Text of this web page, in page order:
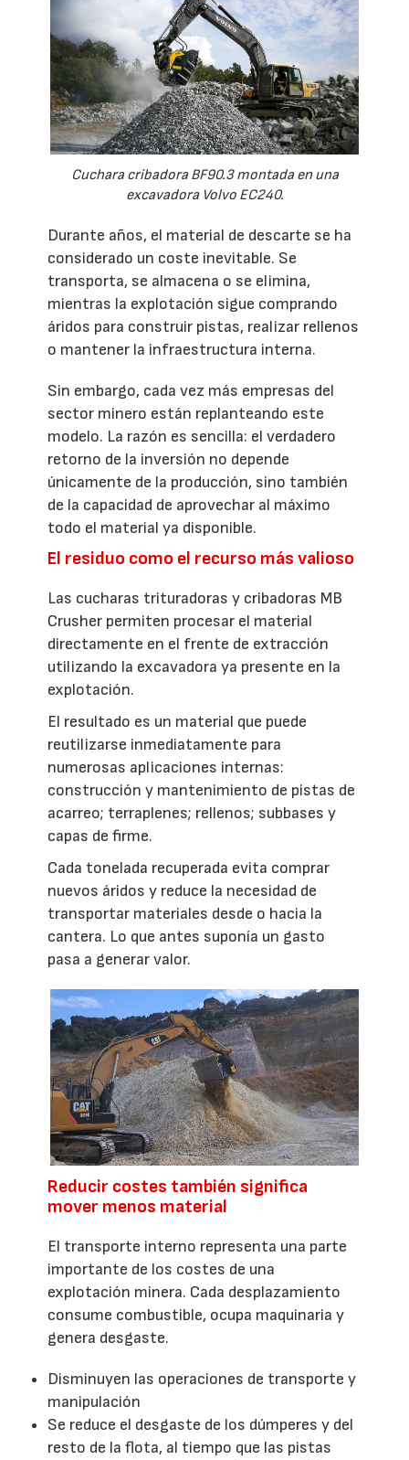
Cuchara cribadora BF90.3 montada en una
excavadora Volvo EC240.
Durante años, el material de descarte se ha
considerado un coste inevitable. Se
transporta, se almacena o se elimina,
mientras la explotación sigue comprando
áridos para construir pistas, realizar rellenos
o mantener la infraestructura interna.
Sin embargo, cada vez más empresas del
sector minero están replanteando este
modelo. La razón es sencilla: el verdadero
retorno de la inversión no depende
únicamente de la producción, sino también
de la capacidad de aprovechar al máximo
todo el material ya disponible.
El residuo como el recurso más valioso
Las cucharas trituradoras y cribadoras MB
Crusher permiten procesar el material
directamente en el frente de extracción
utilizando la excavadora ya presente en la
explotación.
El resultado es un material que puede
reutilizarse inmediatamente para
numerosas aplicaciones internas:
construcción y mantenimiento de pistas de
acarreo; terraplenes; rellenos; subbases y
capas de firme.
Cada tonelada recuperada evita comprar
nuevos áridos y reduce la necesidad de
transportar materiales desde o hacia la
cantera. Lo que antes suponía un gasto
pasa a generar valor.
Reducir costes también significa
mover menos material
El transporte interno representa una parte
importante de los costes de una
explotación minera. Cada desplazamiento
consume combustible, ocupa maquinaria y
genera desgaste.
Disminuyen las operaciones de transporte y
manipulación
Se reduce el desgaste de los dúmperes y del
resto de la flota, al tiempo que las pistas